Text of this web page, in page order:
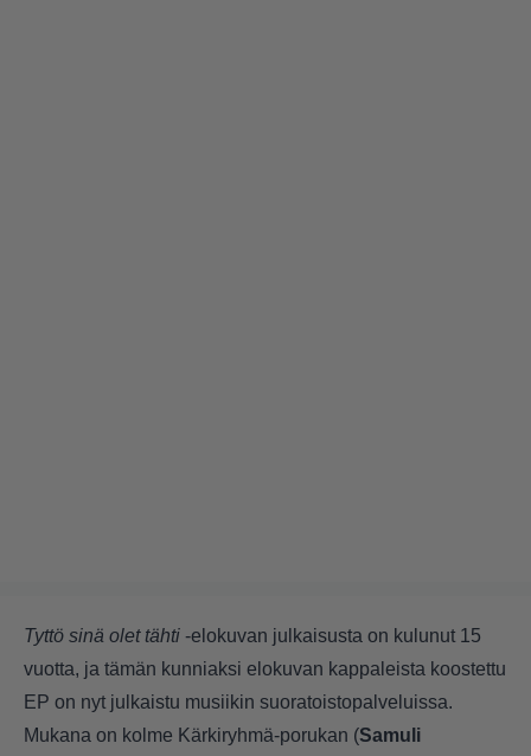
Tyttö sinä olet tähti -elokuvan julkaisusta on kulunut 15
vuotta, ja tämän kunniaksi elokuvan kappaleista koostettu
EP on nyt julkaistu musiikin suoratoistopalveluissa.
Mukana on kolme Kärkiryhmä-porukan (Samuli